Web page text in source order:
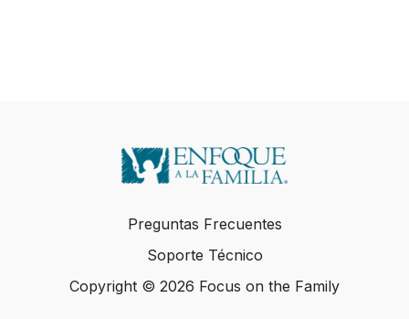
Preguntas Frecuentes
Soporte Técnico
Copyright © 2026 Focus on the Family